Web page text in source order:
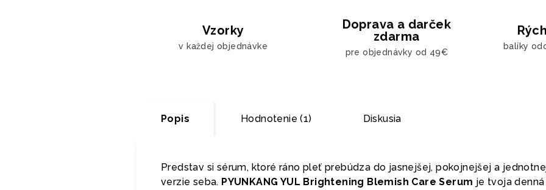
Vzorky
v každej objednávke
Doprava a darček
zdarma
pre objednávky od 49€
balíky
Popis Hodnotenie (1) Diskusia
Predstav si sérum, ktoré ráno pleť prebúdza do jasnejšej, pokojnejšej a
verzie seba. PYUNKANG YUL Brightening Blemish Care Serum je tvoja denná